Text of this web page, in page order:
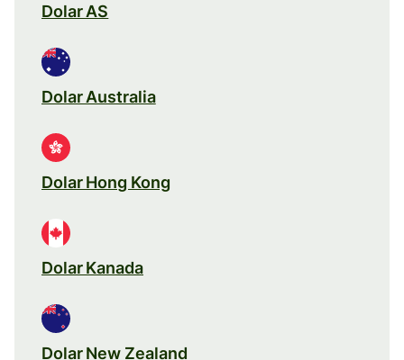
Dolar AS
Dolar Australia
Dolar Hong Kong
Dolar Kanada
Dolar New Zealand